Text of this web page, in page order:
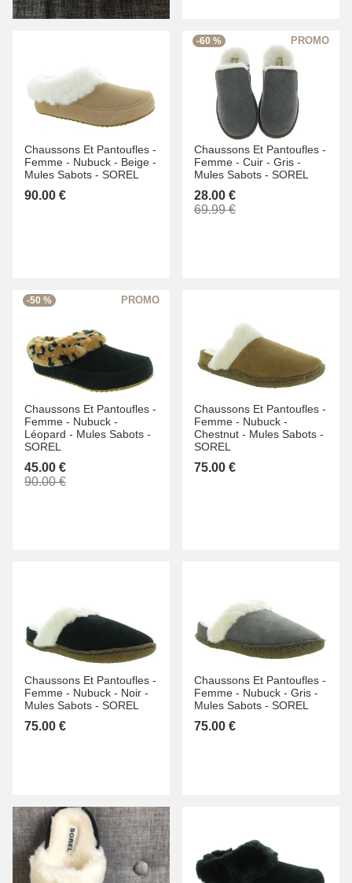
Chaussons Et Pantoufles -
Femme - Nubuck - Beige -
Mules Sabots - SOREL
90.00 €
-60 %
Chaussons Et Pantoufles -
Femme - Cuir - Gris -
Mules Sabots - SOREL
28.00 €
69.99 €
-50 %
Chaussons Et Pantoufles -
Femme - Nubuck -
Léopard - Mules Sabots -
SOREL
45.00 €
90.00 €
Chaussons Et Pantoufles -
Femme - Nubuck -
Chestnut - Mules Sabots -
SOREL
75.00 €
Chaussons Et Pantoufles -
Femme - Nubuck - Noir -
Mules Sabots - SOREL
75.00 €
Chaussons Et Pantoufles -
Femme - Nubuck - Gris -
Mules Sabots - SOREL
75.00 €